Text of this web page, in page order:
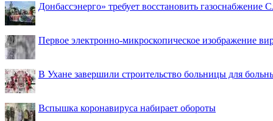
Донбассэнерго» требует восстановить газоснабжение
Первое электронно-микроскопическое изображение
В Ухане завершили строительство больницы для
Вспышка коронавируса набирает обороты